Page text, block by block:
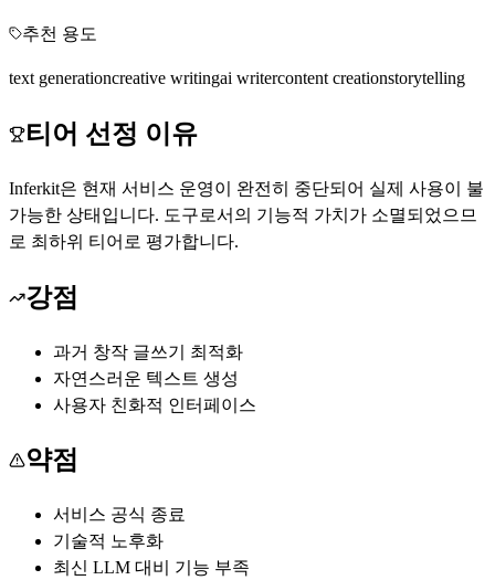
추천 용도
text generationcreative writingai writercontent creationstorytelling
티어 선정 이유
Inferkit은 현재 서비스 운영이 완전히 중단되어 실제 사용이 불
가능한 상태입니다. 도구로서의 기능적 가치가 소멸되었으므
로 최하위 티어로 평가합니다.
강점
과거 창작 글쓰기 최적화
자연스러운 텍스트 생성
사용자 친화적 인터페이스
약점
서비스 공식 종료
기술적 노후화
최신 LLM 대비 기능 부족